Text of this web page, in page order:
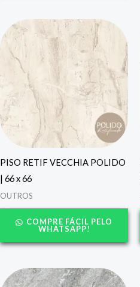
PISO RETIF VECCHIA POLIDO
| 66 x 66
OUTROS
COMPRE FÁCIL PELO
WHATSAPP!